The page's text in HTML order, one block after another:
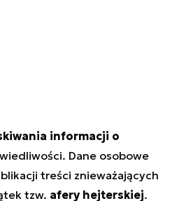
informacji o
Dane osobowe
treści znieważających
tzw. afery hejterskiej.